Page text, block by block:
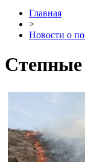
Главная
>
Новости о